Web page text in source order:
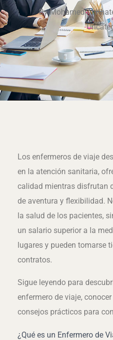
ByMohamed Al
Los enfermeros de viaje
en la atención sanitaria,
calidad mientras disfrutan
de aventura y flexibilidad.
la salud de los pacientes,
un salario superior a la
lugares y pueden tomarse
contratos.
Sigue leyendo para
enfermero de viaje,
consejos prácticos para
¿Qué es un Enfermero de